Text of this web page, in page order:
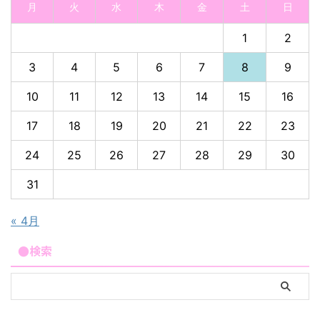
月 火 水 木 金 土 日
1 2
3 4 5 6 7 8 9
10 11 12 13 14 15 16
17 18 19 20 21 22 23
24 25 26 27 28 29 30
31
« 4月
●検索